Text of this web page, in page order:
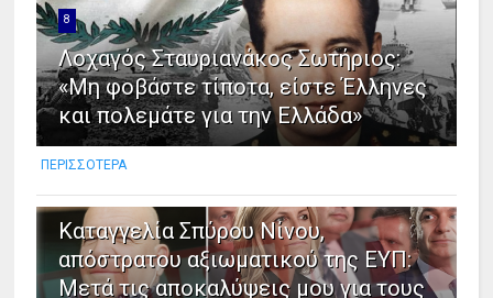
8
Λοχαγός Σταυριανάκος Σωτήριος:
«Μη φοβάστε τίποτα, είστε Έλληνες
και πολεμάτε για την Ελλάδα»
ΠΕΡΙΣΣΟΤΕΡΑ
Καταγγελία Σπύρου Νίνου,
απόστρατου αξιωματικού της ΕΥΠ:
Μετά τις αποκαλύψεις μου για τους